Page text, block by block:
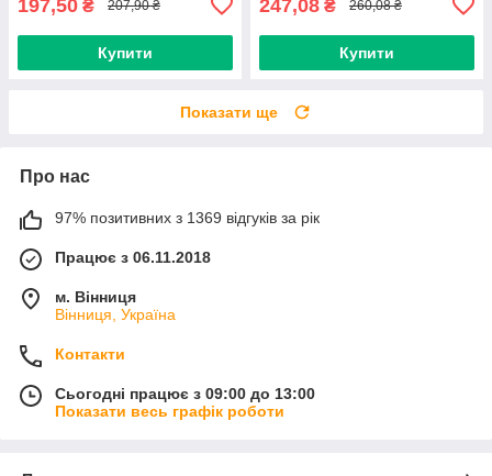
197,50 ₴ 207,90 ₴
Купити
247,08 ₴ 260,08 ₴
Купити
Показати ще
Про нас
97% позитивних з 1369 відгуків за рік
Працює з 06.11.2018
м. Вінниця
Вінниця, Україна
Контакти
Сьогодні працює з 09:00 до 13:00
Показати весь графік роботи